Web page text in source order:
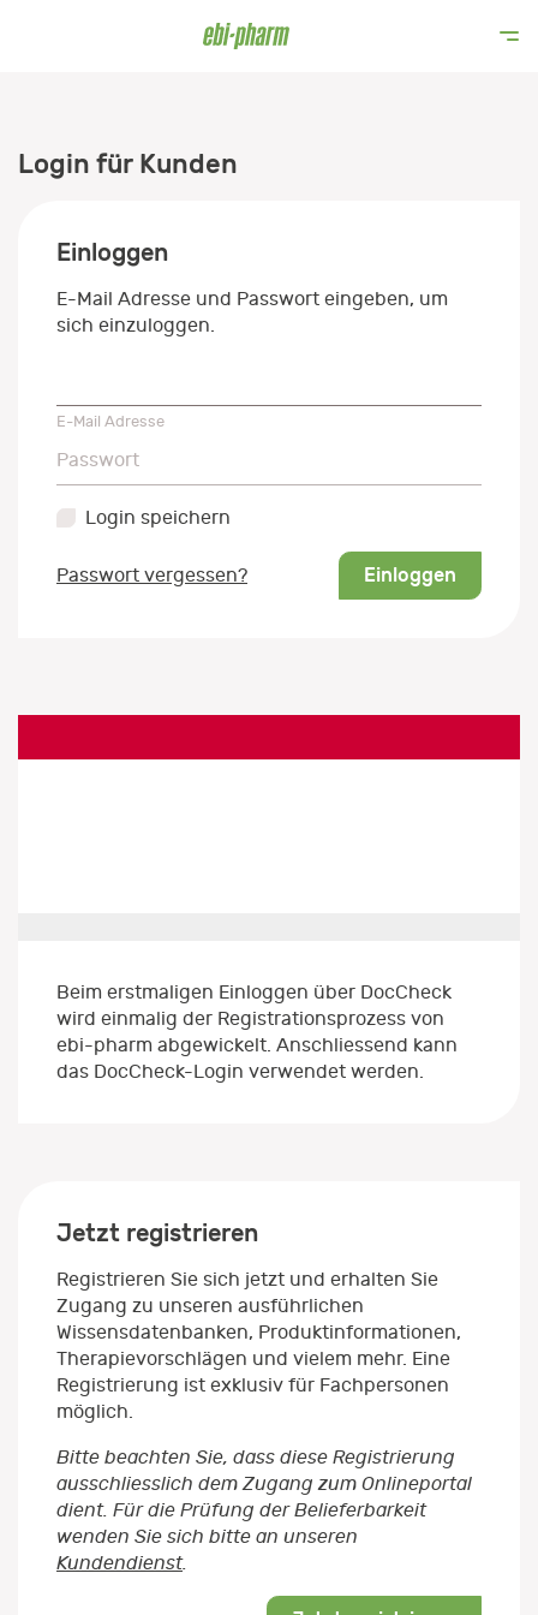
Login für Kunden
Einloggen
E-Mail Adresse und Passwort eingeben, um
sich einzuloggen.
E-Mail Adresse
Passwort
Passwort
Login speichern
Passwort vergessen? Einloggen
Beim erstmaligen Einloggen über DocCheck
wird einmalig der Registrationsprozess von
ebi-pharm abgewickelt. Anschliessend kann
das DocCheck-Login verwendet werden.
Jetzt registrieren
Registrieren Sie sich jetzt und erhalten Sie
Zugang zu unseren ausführlichen
Wissensdatenbanken, Produktinformationen,
Therapievorschlägen und vielem mehr. Eine
Registrierung ist exklusiv für Fachpersonen
möglich.
Bitte beachten Sie, dass diese Registrierung
ausschliesslich dem Zugang zum Onlineportal
dient. Für die Prüfung der Belieferbarkeit
wenden Sie sich bitte an unseren
Kundendienst.